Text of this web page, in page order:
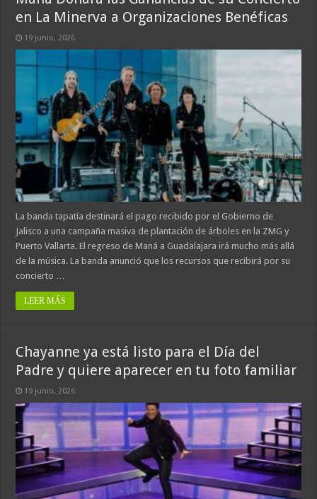
en La Minerva a Organizaciones Benéficas
19 junio, 2026
La banda tapatía destinará el pago recibido por el Gobierno de
Jalisco a una campaña masiva de plantación de árboles en la ZMG y
Puerto Vallarta. El regreso de Maná a Guadalajara irá mucho más allá
de la música. La banda anunció que los recursos que recibirá por su
concierto …
LEER MÁS
Chayanne ya está listo para el Día del
Padre y quiere aparecer en tu foto familiar
19 junio, 2026